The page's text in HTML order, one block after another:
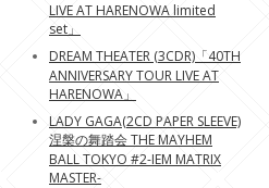
LIVE AT HARENOWA limited
set」
DREAM THEATER (3CDR)「40TH
ANNIVERSARY TOUR LIVE AT
HARENOWA」
LADY GAGA(2CD PAPER SLEEVE)
涅槃の舞踏会 THE MAYHEM
BALL TOKYO #2-IEM MATRIX
MASTER-